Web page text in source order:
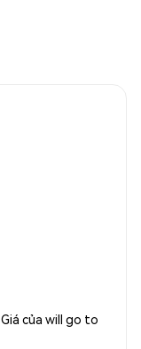
Giá của will go to